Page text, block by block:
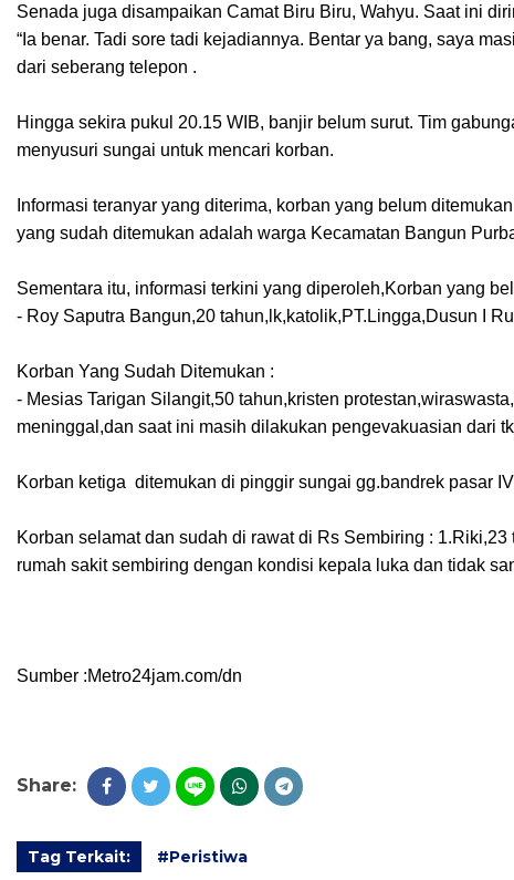
Senada juga disampaikan Camat Biru Biru, Wahyu. Saat ini
“Ia benar. Tadi sore tadi kejadiannya. Bentar ya bang, saya
dari seberang telepon .
Hingga sekira pukul 20.15 WIB, banjir belum surut. Tim
menyusuri sungai untuk mencari korban.
Informasi teranyar yang diterima, korban yang belum
yang sudah ditemukan adalah warga Kecamatan Bangun
Sementara itu, informasi terkini yang diperoleh,Korban yang
- Roy Saputra Bangun,20 tahun,lk,katolik,PT.Lingga,Dusun I
Korban Yang Sudah Ditemukan :
- Mesias Tarigan Silangit,50 tahun,kristen
meninggal,dan saat ini masih dilakukan pengevakuasian dari
Korban ketiga ditemukan di pinggir sungai gg.bandrek pasar
Korban selamat dan sudah di rawat di Rs Sembiring :
rumah sakit sembiring dengan kondisi kepala luka dan tidak
Sumber :Metro24jam.com/dn
Share:
Tag Terkait: #Peristiwa